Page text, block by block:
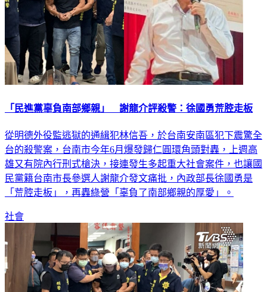
「民進黨辜負南部鄉親」 謝龍介評殺警：徐國勇荒腔走板
從明德外役監逃獄的通緝犯林信吾，於台南安南區犯下震驚全
台的殺警案，台南市今年6月爆發歸仁圓環角頭對轟，上週高
雄又有院內行刑式槍決，接連發生多起重大社會案件，也讓國
民黨籍台南市長參選人謝龍介發文痛批，內政部長徐國勇是
「荒腔走板」，再轟綠營「辜負了南部鄉親的厚愛」。
社會